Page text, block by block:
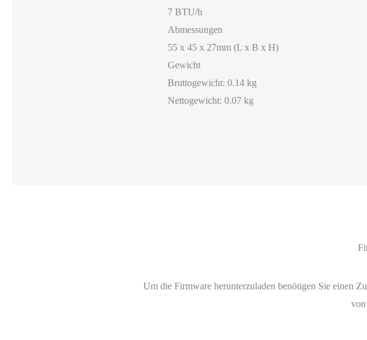
7 BTU/h
Abmessungen
55 x 45 x 27mm (L x B x H)
Gewicht
Bruttogewicht: 0.14 kg
Nettogewicht: 0.07 kg
Um die Firmware herunterzuladen benötigen Sie einen
von